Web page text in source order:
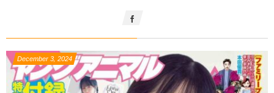
December 3,2024